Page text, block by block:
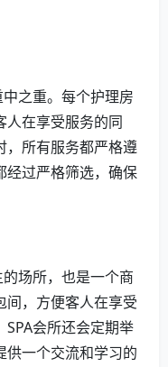
之重。每个护理房
人在享受服务的同
，所有服务都严格遵
经过严格筛选，确保
场所，也是一个商
间，方便客人在享受
会所还会定期举
供一个交流和学习的